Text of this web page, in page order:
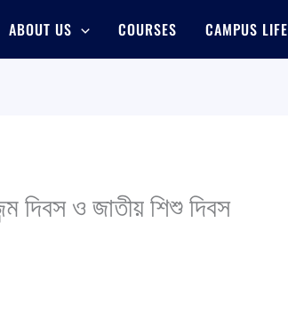
ABOUT US COURSES CAMPUS LIFE
দিবস ও জাতীয় শিশু দিবস